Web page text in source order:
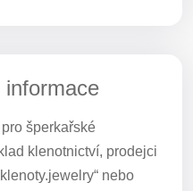
informace
šperkařské
klenotnictví, prodejci
nebo